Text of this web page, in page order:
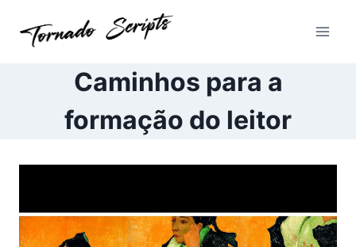
para
Caminhos para a
formação do leitor